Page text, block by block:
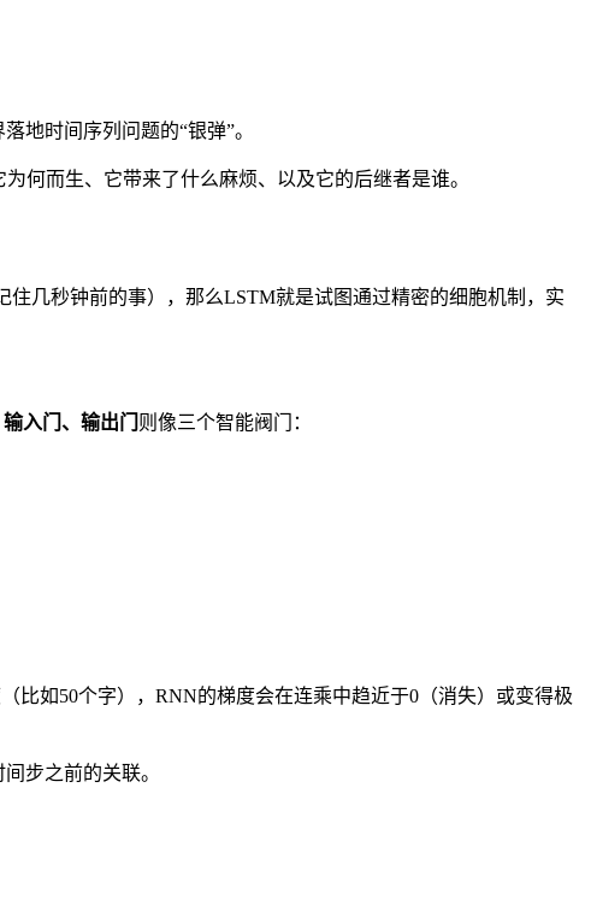
地时间序列问题的“银弹”。
何而生、它带来了什么麻烦、以及它的后继者是谁。
住几秒钟前的事），那么LSTM就是试图通过精密的细胞机制，实
入门、输出门 则像三个智能阀门：
比如50个字），RNN的梯度会在连乘中趋近于0（消失）或变得极
步之前的关联。